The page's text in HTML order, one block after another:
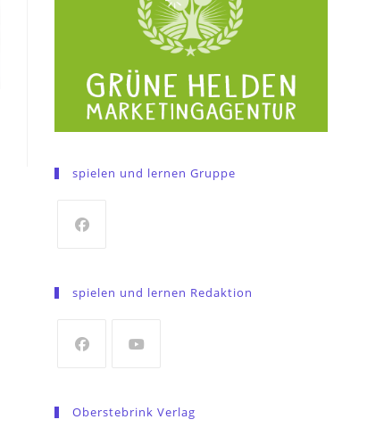
spielen und lernen Gruppe
a
tab
spielen und lernen Redaktion
a
Oberstebrink Verlag